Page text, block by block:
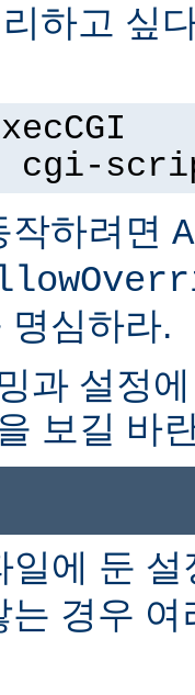
하고 싶
cgi-
작하려면
명심하라.
과 설정
보길 바
일에 둔
는 경우